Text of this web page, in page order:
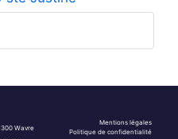
Wavre
Mentions légales
Politique de confidentialité